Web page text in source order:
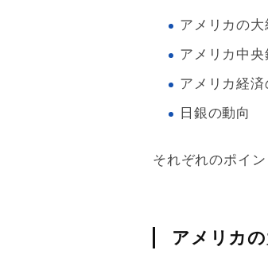
アメリカの大
アメリカ中央
アメリカ経
日銀の動向
それぞれのポイ
アメリカ